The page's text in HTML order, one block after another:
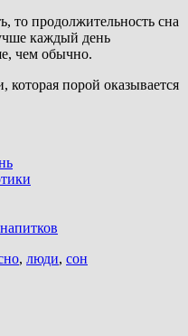
то продолжительность сна
каждый день
чем обычно.
порой оказывается
, люди, сон